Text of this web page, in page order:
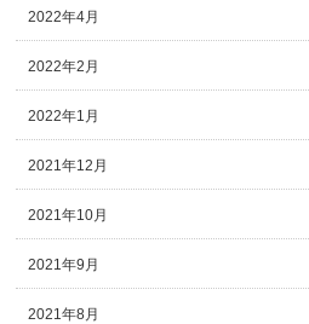
2022年4月
2022年2月
2022年1月
2021年12月
2021年10月
2021年9月
2021年8月